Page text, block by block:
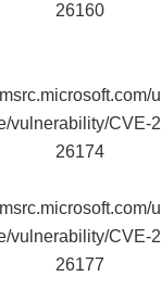
26160
vulnerability/CVE-
26174
vulnerability/CVE-
26177